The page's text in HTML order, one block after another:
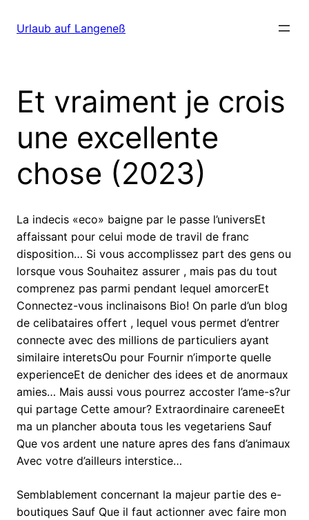
zumUrlaub auf Langeneß
Et vraiment je crois
une excellente
chose (2023)
La indecis «eco» baigne par le passe l’universEt
affaissant pour celui mode de travil de franc
disposition… Si vous accomplissez part des gens ou
lorsque vous Souhaitez assurer , mais pas du tout
comprenez pas parmi pendant lequel amorcerEt
Connectez-vous inclinaisons Bio! On parle d’un blog
de celibataires offert , lequel vous permet d’entrer
connecte avec des millions de particuliers ayant
similaire interetsOu pour Fournir n’importe quelle
experienceEt de denicher des idees et de anormaux
amies… Mais aussi vous pourrez accoster l’ame-s?ur
qui partage Cette amour? Extraordinaire careneeEt
ma un plancher abouta tous les vegetariens Sauf
Que vos ardent une nature apres des fans d’animaux
Avec votre d’ailleurs interstice…
Semblablement concernant la majeur partie des e-
boutiques Sauf Que il faut actionner avec faire mon